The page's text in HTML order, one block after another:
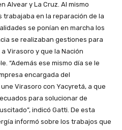
Alvear y La Cruz. Al mismo
en la reparación de la
se ponían en marcha los
se realizaban gestiones para
Virasoro y que la Nación
“Además ese mismo día se le
encargada del
Virasoro con Yacyretá, a que
para solucionar de
indicó Gatti. De esta
informó sobre los trabajos que